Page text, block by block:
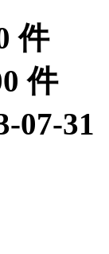
件
件
07-31